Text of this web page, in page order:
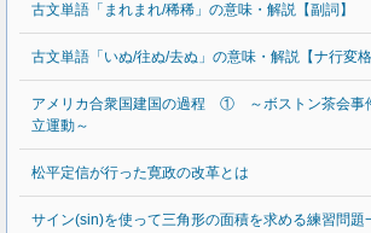
古文単語「まれまれ/稀稀」の意味・解説【副詞】
古文単語「いぬ/往ぬ/去ぬ」の意味・解説【ナ行変格
アメリカ合衆国建国の過程 ① ～ボストン茶会事
立運動～
松平定信が行った寛政の改革とは
サイン(sin)を使って三角形の面積を求める練習問題